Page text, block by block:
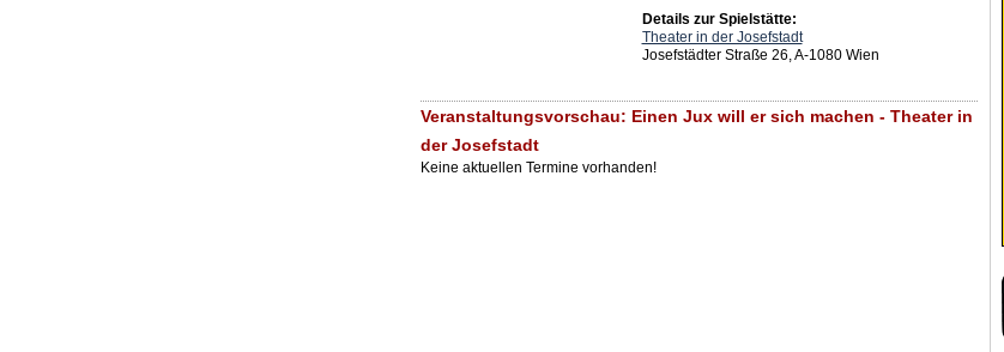
Details zur Spielstätte:
Theater in der Josefstadt
Josefstädter Straße 26, A-1080 Wien
Veranstaltungsvorschau: Einen Jux will er sich machen - Theater in
der Josefstadt
Keine aktuellen Termine vorhanden!